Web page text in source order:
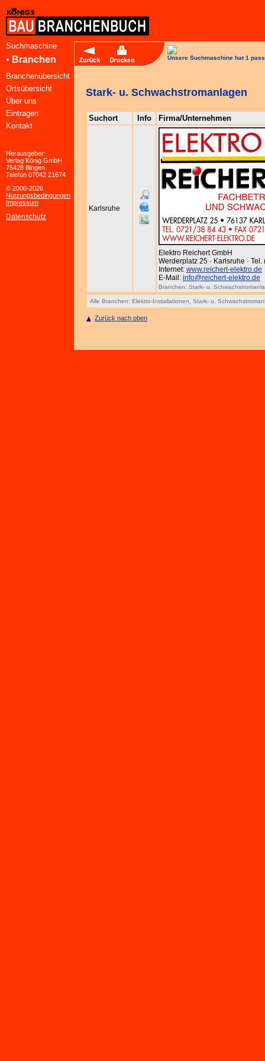
Suchmaschine
• Branchen
Branchenübersicht
Ortsübersicht
Über uns
Eintragen
Kontakt
Herausgeber:
Verlag König GmbH
75428 Illingen
Telefon 07042 21674
© 2000-2026
Nutzungsbedingungen
Impressum
Datenschutz
Unsere Suchmaschine hat 1
Stark- u. Schwachstromanlagen
Suchort Info Firma/Unternehmen
Karlsruhe
Elektro Reichert GmbH
Werderplatz 25 · Karlsruhe ·
Internet: www.reichert-elektro.de
E-Mail: info@reichert-elektro.de
Branchen: Stark- u.
Alle Branchen: Elektro-Installationen Stark- u.
Zurück nach oben